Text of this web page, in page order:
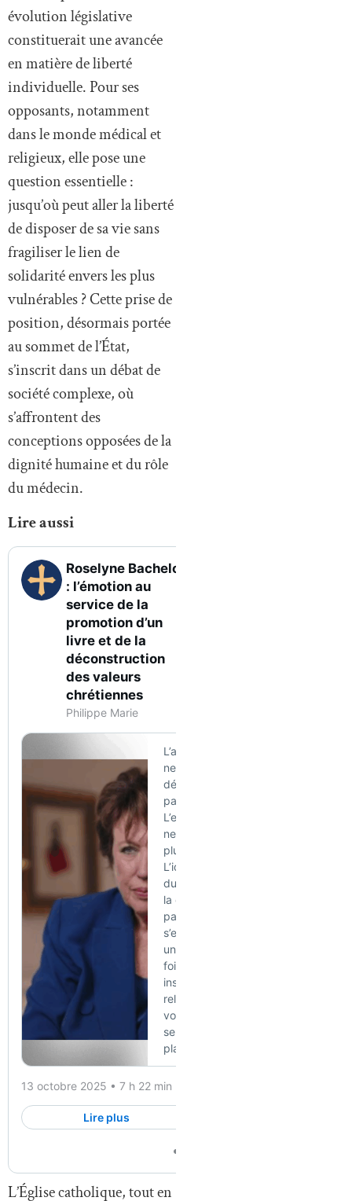
évolution législative
constituerait une avancée
en matière de liberté
individuelle. Pour ses
opposants, notamment
dans le monde médical et
religieux, elle pose une
question essentielle :
jusqu’où peut aller la liberté
de disposer de sa vie sans
fragiliser le lien de
solidarité envers les plus
vulnérables ? Cette prise de
position, désormais portée
au sommet de l’État,
s’inscrit dans un débat de
société complexe, où
s’affrontent des
conceptions opposées de la
dignité humaine et du rôle
du médecin.
Lire aussi
L’Église catholique, tout en